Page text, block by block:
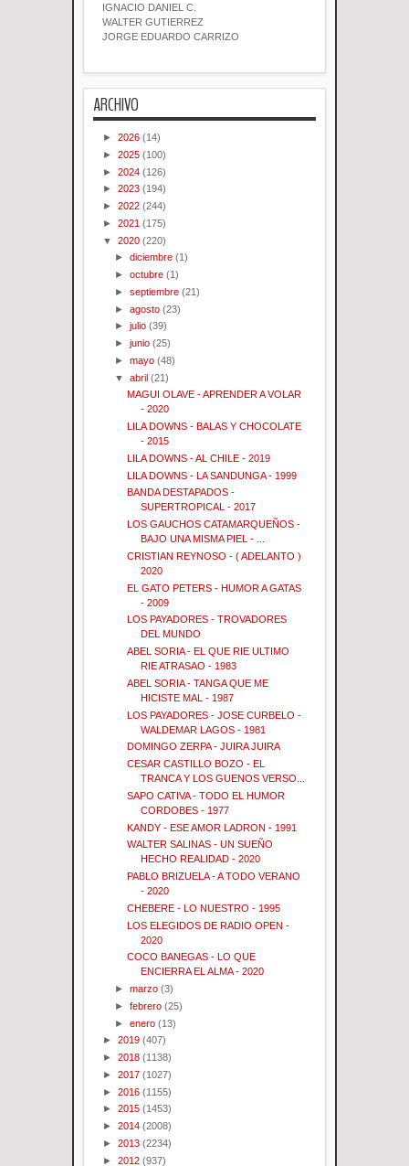
IGNACIO DANIEL C.
WALTER GUTIERREZ
JORGE EDUARDO CARRIZO
ARCHIVO
► 2026 (14)
► 2025 (100)
► 2024 (126)
► 2023 (194)
► 2022 (244)
► 2021 (175)
▼ 2020 (220)
►diciembre (1)
►octubre (1)
►septiembre (21)
►agosto (23)
►julio (39)
►junio (25)
►mayo (48)
▼abril (21)
MAGUI OLAVE - APRENDER A VOLAR
- 2020
LILA DOWNS - BALAS Y CHOCOLATE
- 2015
LILA DOWNS - AL CHILE - 2019
LILA DOWNS - LA SANDUNGA - 1999
BANDA DESTAPADOS -
SUPERTROPICAL - 2017
LOS GAUCHOS CATAMARQUEÑOS -
BAJO UNA MISMA PIEL - ...
CRISTIAN REYNOSO - ( ADELANTO )
2020
EL GATO PETERS - HUMOR A GATAS
- 2009
LOS PAYADORES - TROVADORES
DEL MUNDO
ABEL SORIA - EL QUE RIE ULTIMO
RIE ATRASAO - 1983
ABEL SORIA - TANGA QUE ME
HICISTE MAL - 1987
LOS PAYADORES - JOSE CURBELO -
WALDEMAR LAGOS - 1981
DOMINGO ZERPA - JUIRA JUIRA
CESAR CASTILLO BOZO - EL
TRANCA Y LOS GUENOS VERSO...
SAPO CATIVA - TODO EL HUMOR
CORDOBES - 1977
KANDY - ESE AMOR LADRON - 1991
WALTER SALINAS - UN SUEÑO
HECHO REALIDAD - 2020
PABLO BRIZUELA - A TODO VERANO
- 2020
CHEBERE - LO NUESTRO - 1995
LOS ELEGIDOS DE RADIO OPEN -
2020
COCO BANEGAS - LO QUE
ENCIERRA EL ALMA - 2020
►marzo (3)
►febrero (25)
►enero (13)
► 2019 (407)
► 2018 (1138)
► 2017 (1027)
► 2016 (1155)
► 2015 (1453)
► 2014 (2008)
► 2013 (2234)
► 2012 (937)